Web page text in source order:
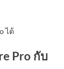
ได้
Pro กับ